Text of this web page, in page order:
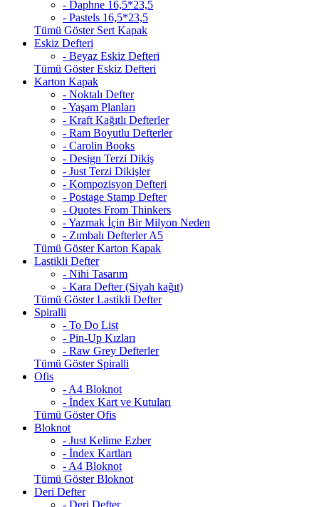
- Daphne 16,5*23,5
- Pastels 16,5*23,5
Tümü Göster Sert Kapak
Eskiz Defteri
- Beyaz Eskiz Defteri
Tümü Göster Eskiz Defteri
Karton Kapak
- Noktalı Defter
- Yaşam Planları
- Kraft Kağıtlı Defterler
- Ram Boyutlu Defterler
- Carolin Books
- Design Terzi Dikiş
- Just Terzi Dikişler
- Kompozisyon Defteri
- Postage Stamp Defter
- Quotes From Thinkers
- Yazmak İçin Bir Milyon Neden
- Zımbalı Defterler A5
Tümü Göster Karton Kapak
Lastikli Defter
- Nihi Tasarım
- Kara Defter (Siyah kağıt)
Tümü Göster Lastikli Defter
Spiralli
- To Do List
- Pin-Up Kızları
- Raw Grey Defterler
Tümü Göster Spiralli
Ofis
- A4 Bloknot
- İndex Kart ve Kutuları
Tümü Göster Ofis
Bloknot
- Just Kelime Ezber
- İndex Kartları
- A4 Bloknot
Tümü Göster Bloknot
Deri Defter
- Deri Defter